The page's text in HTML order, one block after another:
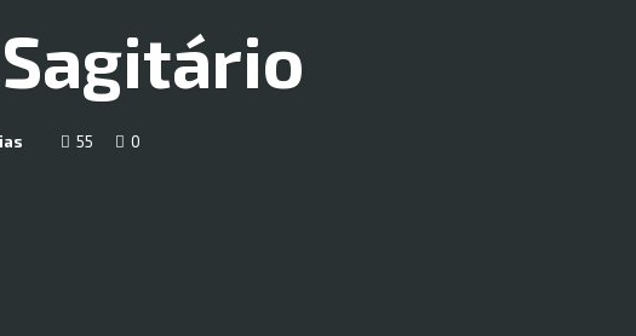
55 0